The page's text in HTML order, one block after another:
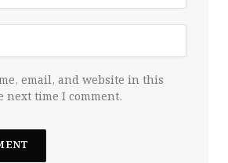
email, and website in this
next time I comment.